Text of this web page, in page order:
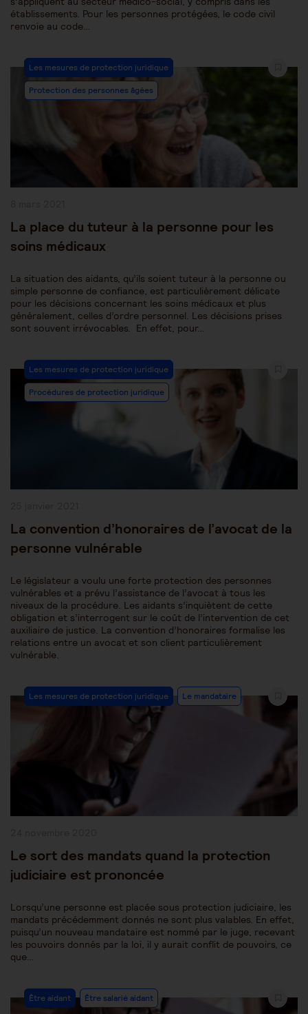
établissements. Pour les personnes protégées, le code civil
renvoie au code…
Post
Category:
Les mesures de protection juridique
Protection des personnes âgées
La place du tuteur à la personne pour les
soins médicaux
La situation des aidants, qu’ils soient tuteur à la personne ou
simple personne de confiance, est particulièrement délicate
pour les décisions concernant les soins médicaux et plus
généralement, celles d’ordre personnel. Les décisions prises
sont souvent irrévocables. En effet, pour…
Post
Category:
Les mesures de protection juridique
Procédures de protection juridique
La convention d’honoraires de l’avocat de la
personne vulnérable
Le législateur a voulu une forte protection des personnes
vulnérables et a prévu l’assistance de l’avocat à tous les
niveaux de la procédure. Les aidants s’inquiètent de cette
obligation et s’interrogent sur le coût de l’intervention de cet
auxiliaire de justice. La convention d’honoraires formalise les
relations entre un avocat et son client particulièrement
vulnérable.
Post
Category:
Les mesures de protection juridique Le mandataire
Le sort des mandats quand la protection
judiciaire est prononcée
Lorsqu’une personne est placée sous protection judiciaire, les
mandats précédemment donnés ne sont plus valables. En effet,
puisqu’un nouveau mandataire est nommé par le juge, recevant
les pouvoirs donnés par la loi, il y aurait conflit de pouvoirs, ce
que…
Post
Category:
Être aidant Être salarié aidant